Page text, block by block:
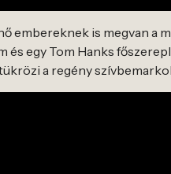
is megvan a
és egy Tom Hanks
a regény